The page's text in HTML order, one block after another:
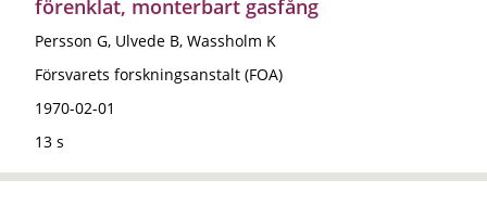
förenklat, monterbart gasfång
Persson G, Ulvede B, Wassholm K
Försvarets forskningsanstalt (FOA)
1970-02-01
13 s